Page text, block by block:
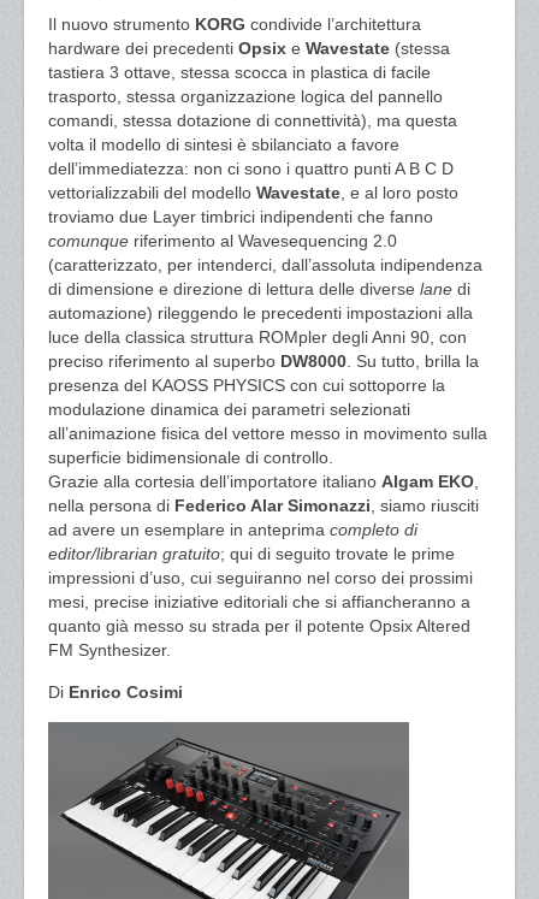
Il nuovo strumento KORG condivide l’architettura
hardware dei precedenti Opsix e Wavestate (stessa
tastiera 3 ottave, stessa scocca in plastica di facile
trasporto, stessa organizzazione logica del pannello
comandi, stessa dotazione di connettività), ma questa
volta il modello di sintesi è sbilanciato a favore
dell’immediatezza: non ci sono i quattro punti A B C D
vettorializzabili del modello Wavestate , e al loro posto
troviamo due Layer timbrici indipendenti che fanno
comunque riferimento al Wavesequencing 2.0
(caratterizzato, per intenderci, dall’assoluta indipendenza
di dimensione e direzione di lettura delle diverse lane di
automazione) rileggendo le precedenti impostazioni alla
luce della classica struttura ROMpler degli Anni 90, con
preciso riferimento al superbo DW8000 . Su tutto, brilla la
presenza del KAOSS PHYSICS con cui sottoporre la
modulazione dinamica dei parametri selezionati
all’animazione fisica del vettore messo in movimento sulla
superficie bidimensionale di controllo.
Grazie alla cortesia dell’importatore italiano Algam EKO
nella persona di Federico Alar Simonazzi , siamo riusciti
ad avere un esemplare in anteprima completo di
editor/librarian gratuito; qui di seguito trovate le prime
impressioni d’uso, cui seguiranno nel corso dei prossimi
mesi, precise iniziative editoriali che si affiancheranno a
quanto già messo su strada per il potente Opsix Altered
FM Synthesizer.
Di Enrico Cosimi